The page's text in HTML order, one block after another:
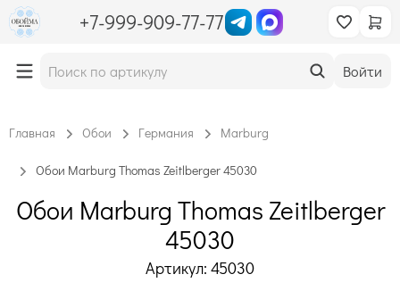
+7-999-909-77-77
Войти
Главная Обои Германия Marburg
Обои Marburg Thomas Zeitlberger 45030
Обои Marburg Thomas Zeitlberger
45030
Артикул: 45030